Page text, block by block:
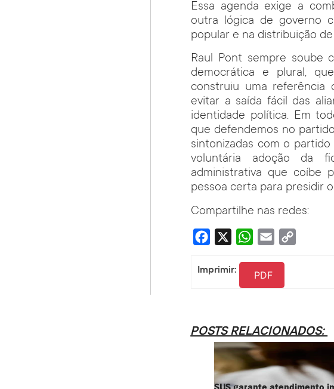
Essa agenda exige a
outra lógica de governo
popular e na distribuição
Raul Pont sempre soube
democrática e plural,
construiu uma referência
evitar a saída fácil das
identidade política. Em
que defendemos no
sintonizadas com o
voluntária adoção da
administrativa que coíbe
pessoa certa para presidir
Compartilhe nas redes:
Facebook WhatsApp
Email
Imprimir: PDF
POSTS RELACIONADOS: